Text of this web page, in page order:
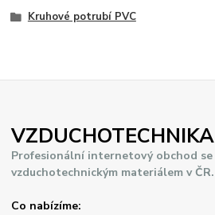
Kruhové potrubí PVC
VZDUCHOTECHNIKA
Profesionální internetový obchod se
vzduchotechnickým materiálem v ČR.
Co nabízíme: